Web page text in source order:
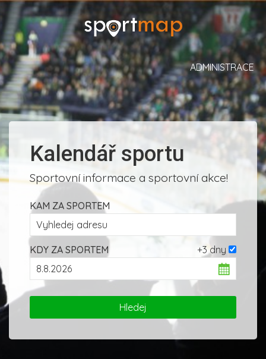
ADMINISTRACE
Kalendář sportu
Sportovní informace a sportovní akce!
KAM ZA SPORTEM
+3 dny
KDY ZA SPORTEM